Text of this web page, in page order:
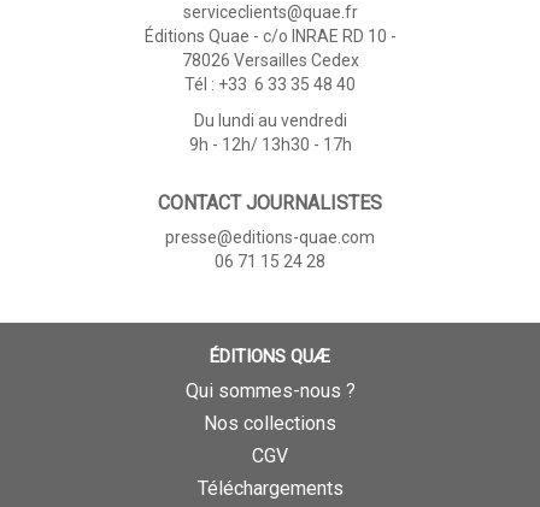
serviceclients@quae.fr
Éditions Quae - c/o INRAE RD 10 -
78026 Versailles Cedex
Tél : +33 6 33 35 48 40
Du lundi au vendredi
9h - 12h/ 13h30 - 17h
CONTACT JOURNALISTES
presse@editions-quae.com
06 71 15 24 28
ÉDITIONS QUÆ
Qui sommes-nous ?
Nos collections
CGV
Téléchargements